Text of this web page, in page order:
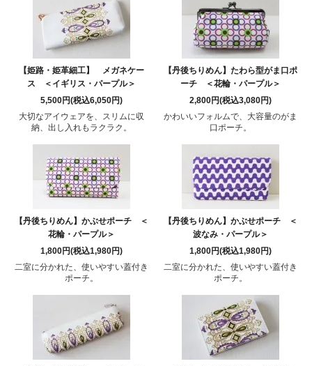
【姫路・姫革細工】 メガネケー
ス ＜イギリス・パープル＞
5,500円(税込6,050円)
大切なアイウェアを、スリムに収
納、出し入れもラクラク。
【丹後ちりめん】たわら型がま口ポ
ーチ ＜花輪・パープル＞
2,800円(税込3,080円)
かわいいフォルムで、大容量のがま
口ポーチ。
【丹後ちりめん】かぶせポーチ ＜
花輪・パープル＞
1,800円(税込1,980円)
二室に分かれた、使いやすい蓋付き
ポーチ。
【丹後ちりめん】かぶせポーチ ＜
波なみ・パープル＞
1,800円(税込1,980円)
二室に分かれた、使いやすい蓋付き
ポーチ。